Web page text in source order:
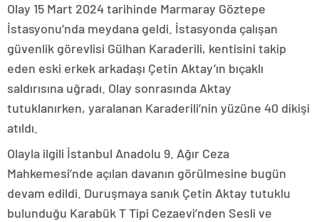
Olay 15 Mart 2024 tarihinde Marmaray Göztepe
İstasyonu’nda meydana geldi. İstasyonda çalışan
güvenlik görevlisi Gülhan Karaderili, kentisini takip
eden eski erkek arkadaşı Çetin Aktay’ın bıçaklı
saldırısına uğradı. Olay sonrasında Aktay
tutuklanırken, yaralanan Karaderili’nin yüzüne 40 dikişi
atıldı.
Olayla ilgili İstanbul Anadolu 9. Ağır Ceza
Mahkemesi’nde açılan davanın görülmesine bugün
devam edildi. Duruşmaya sanık Çetin Aktay tutuklu
bulunduğu Karabük T Tipi Cezaevi’nden Sesli ve